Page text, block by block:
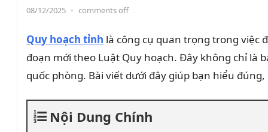
08/12/2025 • comments off
Quy hoạch tỉnh là công cụ quan trọng trong việc
đoạn mới theo Luật Quy hoạch. Đây không chỉ là
quốc phòng. Bài viết dưới đây giúp bạn hiểu
Nội Dung Chính